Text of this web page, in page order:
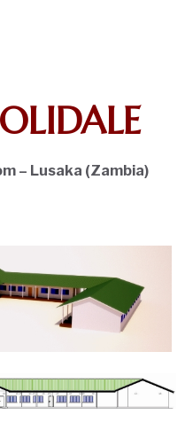
– Lusaka (Zambia)